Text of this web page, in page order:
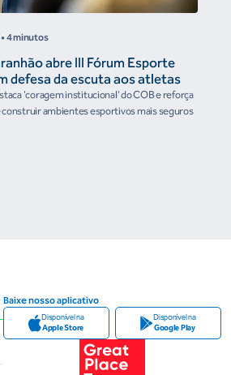
• 4 minutos
abre III Fórum Esporte
defesa da escuta aos atletas
'coragem institucional' do COB e reforça
ambientes esportivos mais seguros
Baixe nosso aplicativo
Disponível na
Apple Store
Disponível na
Google Play